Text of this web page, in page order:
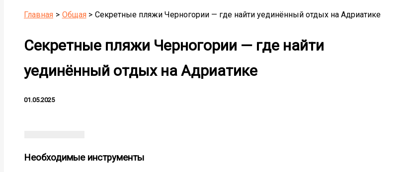
Главная Общая Секретные пляжи Черногории — где найти уединённый отдых на Адриатике
Секретные пляжи Черногории — где найти
уединённый отдых на Адриатике
01.05.2025
Необходимые инструменты